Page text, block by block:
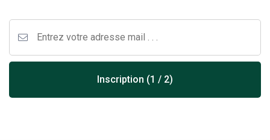
Inscription (1 / 2)